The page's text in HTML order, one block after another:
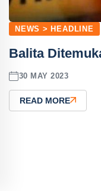
NEWS > HEADLINE
Balita
30 MAY 2023
READ MORE